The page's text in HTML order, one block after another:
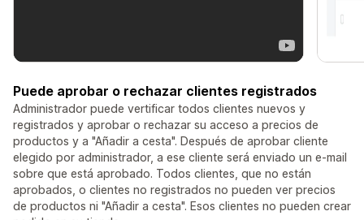
Puede aprobar o rechazar clientes registrados
Administrador puede vertificar todos clientes nuevos y
registrados y aprobar o rechazar su acceso a precios de
productos y a "Añadir a cesta". Después de aprobar cliente
elegido por administrador, a ese cliente será enviado un e-mail
sobre que está aprobado. Todos clientes, que no están
aprobados, o clientes no registrados no pueden ver precios
de productos ni "Añadir a cesta". Esos clientes no pueden crear